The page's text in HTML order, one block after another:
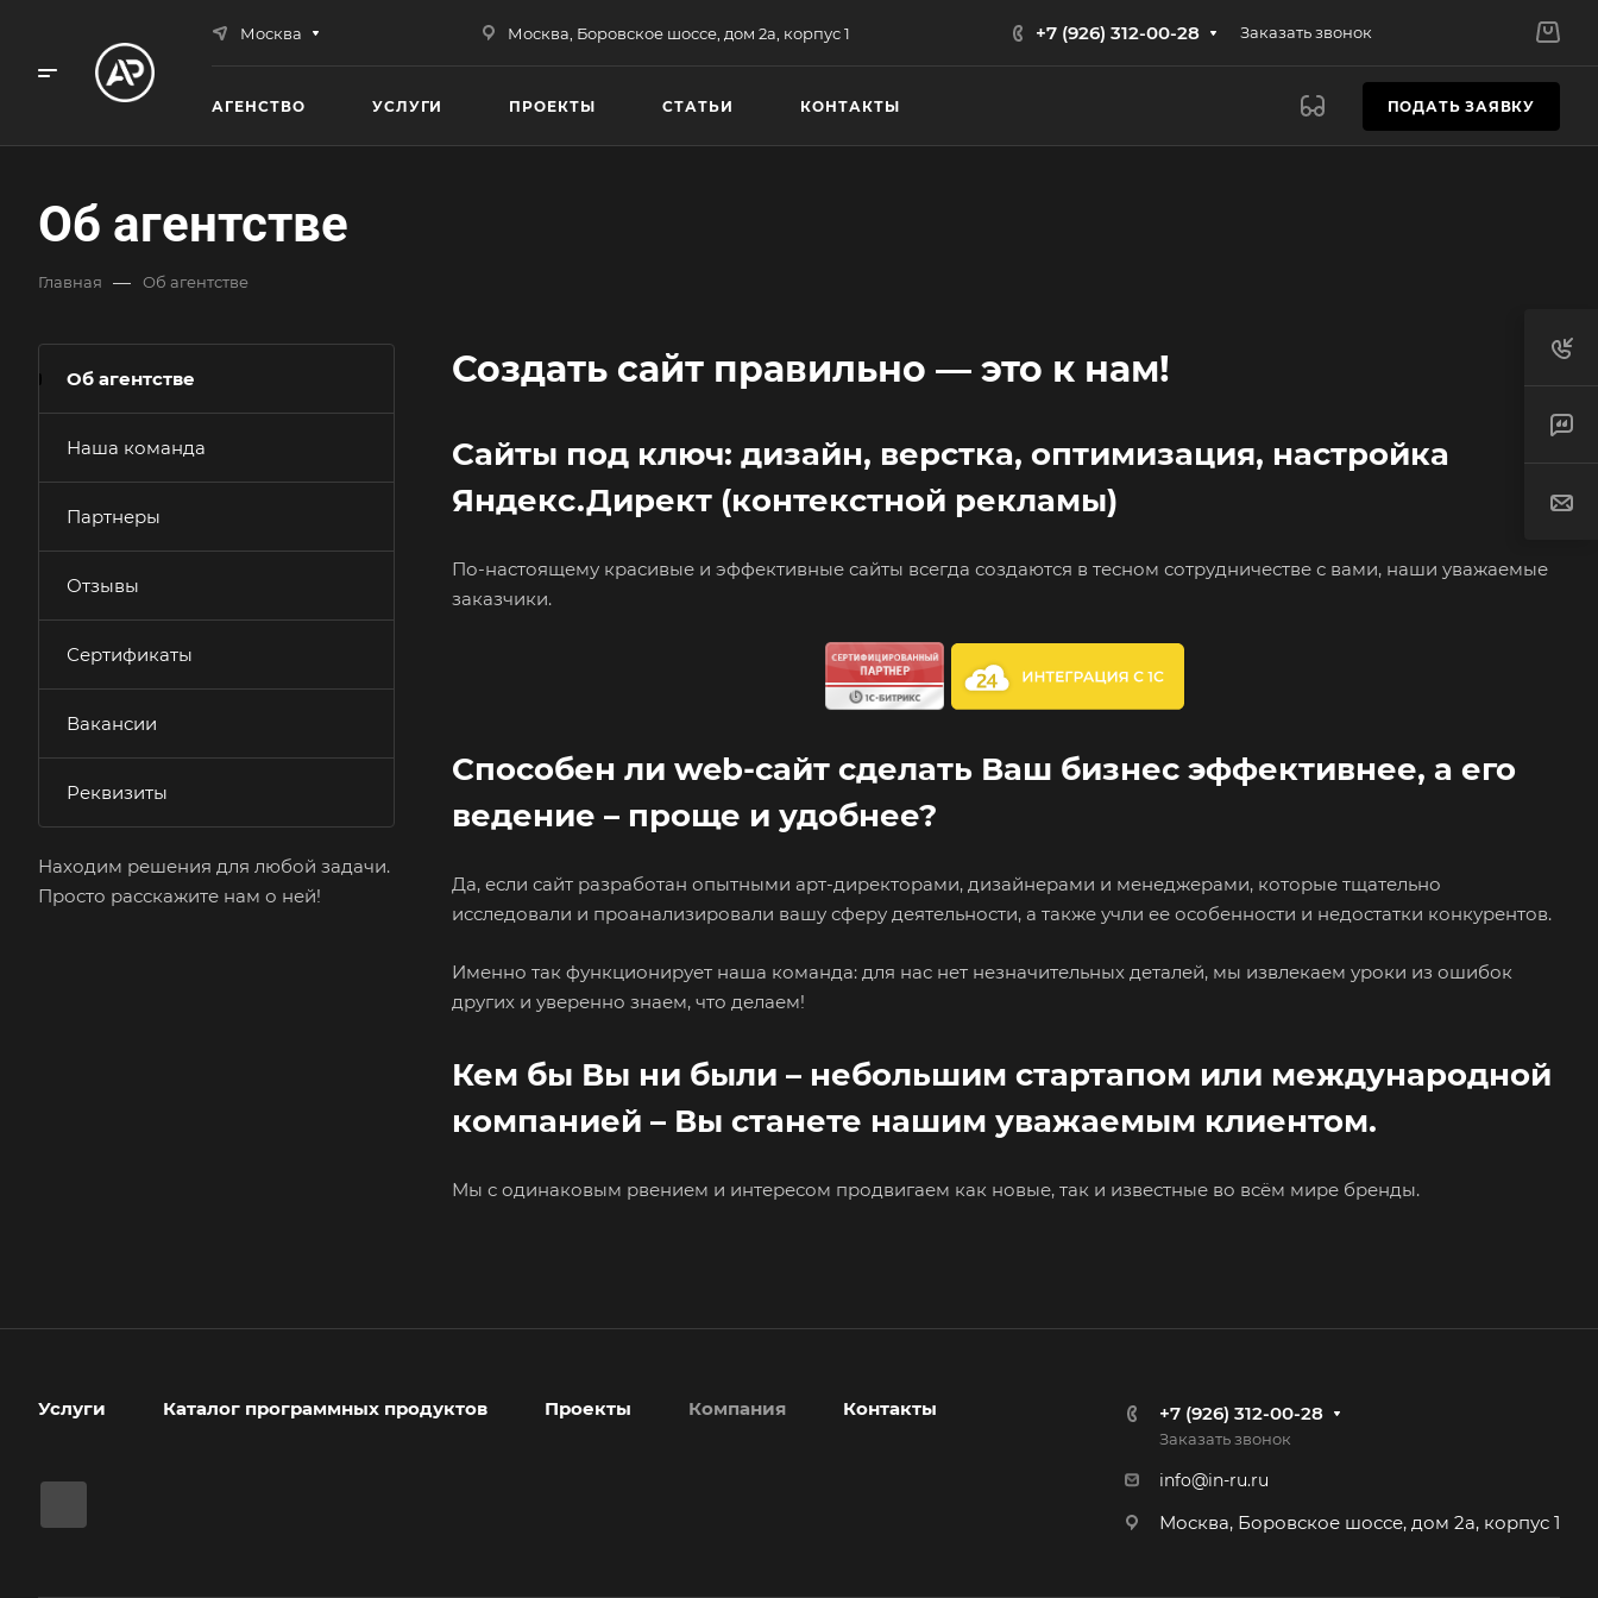
Москва Москва, Боровское шоссе, дом 2а, корпус 1 +7 (926) 312-00-28 Заказать звонок
АГЕНСТВО УСЛУГИ ПРОЕКТЫ СТАТЬИ КОНТАКТЫ ПОДАТЬ ЗАЯВКУ
Об агентстве
Главная — Об агентстве
Создать сайт правильно — это к нам!
Сайты под ключ: дизайн, верстка, оптимизация, настройка
Яндекс.Директ (контекстной рекламы)
По-настоящему красивые и эффективные сайты всегда создаются в тесном сотрудничестве с вами, наши уважаемые
заказчики.
Способен ли web-сайт сделать Ваш бизнес эффективнее, а его
ведение – проще и удобнее?
Да, если сайт разработан опытными арт-директорами, дизайнерами и менеджерами, которые тщательно
исследовали и проанализировали вашу сферу деятельности, а также учли ее особенности и недостатки конкурентов.
Именно так функционирует наша команда: для нас нет незначительных деталей, мы извлекаем уроки из ошибок
других и уверенно знаем, что делаем!
Кем бы Вы ни были – небольшим стартапом или международной
компанией – Вы станете нашим уважаемым клиентом.
Мы с одинаковым рвением и интересом продвигаем как новые, так и известные во всём мире бренды.
Об агентстве
Наша команда
Партнеры
Отзывы
Сертификаты
Вакансии
Реквизиты
Находим решения для любой задачи.
Просто расскажите нам о ней!
Услуги Каталог программных продуктов Проекты Компания Контакты +7 (926) 312-00-28
Заказать звонок
info@in-ru.ru
Москва, Боровское шоссе, дом 2а, корпус 1